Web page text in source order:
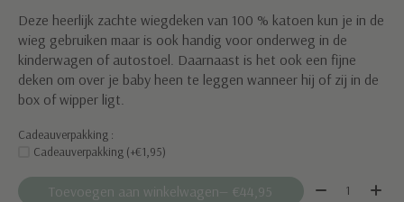
Deze heerlijk zachte wiegdeken van 100 % katoen kun je in de
wieg gebruiken maar is ook handig voor onderweg in de
kinderwagen of autostoel. Daarnaast is het ook een fijne
deken om over je baby heen te leggen wanneer hij of zij in de
box of wipper ligt.
Cadeauverpakking :
Cadeauverpakking (+€1,95)
Toevoegen aan winkelwagen — €44,95 Aantal: